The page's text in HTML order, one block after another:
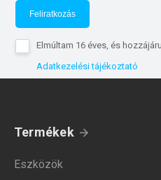
Feliratkozás
Elmúltam 16 éves, és
Adatkezelési tájékoztató
Termékek
Eszközök